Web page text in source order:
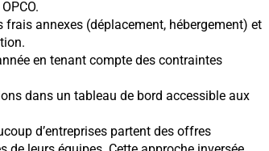
annexes (déplacement, hébergement) et
en tenant compte des contraintes
dans un tableau de bord accessible aux
d’entreprises partent des offres